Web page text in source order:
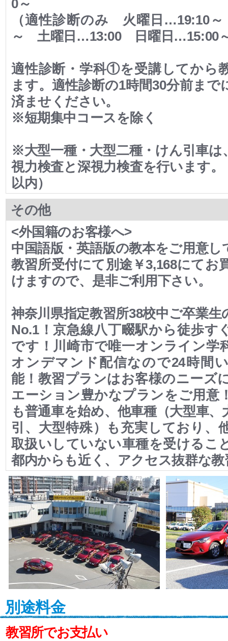
0～
（適性診断のみ 火曜日…19:10
～ 土曜日…13:00 日曜日…15:00
適性診断・学科①を受講してから
ます。適性診断の1時間30分前まで
済ませください。
※短期集中コースを除く
※大型一種・大型二種・けん引車は
視力検査と深視力検査を行います
以内）
その他
<外国籍のお客様へ>
中国語版・英語版の教本をご用意し
教習所受付にて別途￥3,168にてお
けますので、是非ご利用下さい。
神奈川県指定教習所38校中ご卒業生
No.1！京急線八丁畷駅から徒歩す
です！川崎市で唯一オンライン学
オンデマンド配信なので24時間
能！教習プランはお客様のニーズ
エーション豊かなプランをご用意
も普通車を始め、他車種（大型車、
引、大型特殊）も充実しており、
取扱いしていない車種を受けるこ
都内からも近く、アクセス抜群な
別途料金
教習所でお支払い